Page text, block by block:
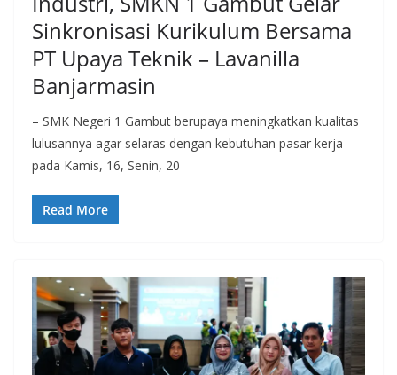
Sinkronisasi Kurikulum Bersama
PT Upaya Teknik – Lavanilla
Banjarmasin
– SMK Negeri 1 Gambut berupaya meningkatkan kualitas
lulusannya agar selaras dengan kebutuhan pasar kerja
pada Kamis, 16, Senin, 20
Read More